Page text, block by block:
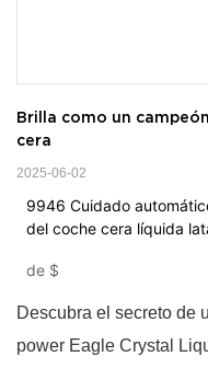
Brilla como un
cera
2025-06-02
9946 Cuidado
del coche cera líquida
líquida de cristal
de $
Descubra el secreto de
power Eagle Crystal